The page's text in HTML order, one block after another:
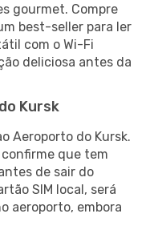
gourmet. Compre
best-seller para ler
com o Wi-Fi
deliciosa antes da
Kursk
Aeroporto do Kursk.
que tem
de sair do
SIM local, será
aeroporto, embora